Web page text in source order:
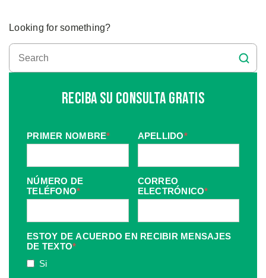
Looking for something?
Reciba Su Consulta Gratis
PRIMER NOMBRE* APELLIDO*
NÚMERO DE
TELÉFONO*
CORREO
ELECTRÓNICO*
ESTOY DE ACUERDO EN RECIBIR MENSAJES
DE TEXTO*
Si